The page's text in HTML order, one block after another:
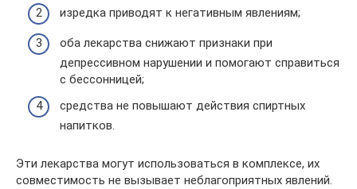
изредка приводят к негативным явлениям;
оба лекарства снижают признаки при
депрессивном нарушении и помогают справиться
с бессонницей;
средства не повышают действия спиртных
напитков.
Эти лекарства могут использоваться в комплексе, их
совместимость не вызывает неблагоприятных явлений.